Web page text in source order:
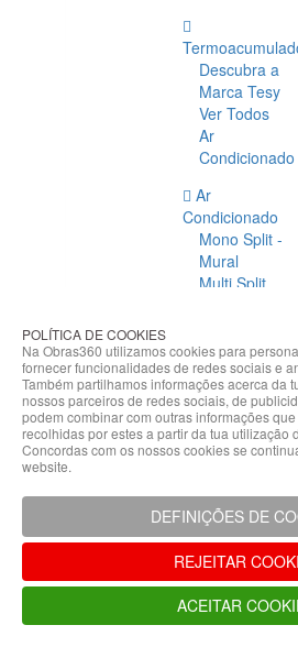
Descubra a
Marca Tesy
Ver Todos
Ar
Condicionado
Ar
Condicionado
Mono Split -
Mural
Multi Split
Condicionado
Acessórios
Climatização
Acessórios
Climatização
Hidráulicas
Controladores
Fixações e
Acessórios
Isolamento
para
Tubagem
POLÍTICA DE COOKIES
Na Obras360 utilizamos cookies para
fornecer funcionalidades de redes sociais e
Também partilhamos informações acerca da
nossos parceiros de redes sociais, de
podem combinar com outras informações
recolhidas por estes a partir da tua utilização
Concordas com os nossos cookies se
website.
DEFINIÇÕES DE
REJEITAR
ACEITAR